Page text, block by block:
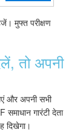
मुफ्त परीक्षण
तो अपनी
और अपनी सभी
गारंटी देता
दिखेगा।